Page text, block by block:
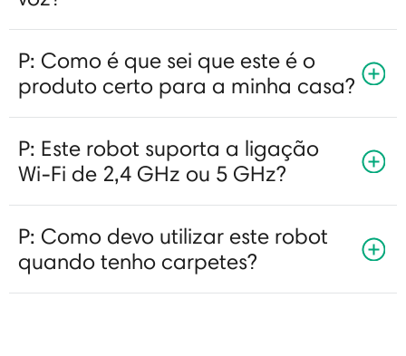
P: Como é que sei que este é o
produto certo para a minha casa?
P: Este robot suporta a ligação
Wi-Fi de 2,4 GHz ou 5 GHz?
P: Como devo utilizar este robot
quando tenho carpetes?